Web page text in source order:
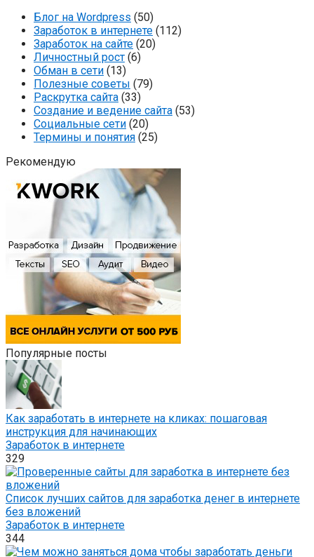
Блог на Wordpress (50)
Заработок в интернете (112)
Заработок на сайте (20)
Личностный рост (6)
Обман в сети (13)
Полезные советы (79)
Раскрутка сайта (33)
Создание и ведение сайта (53)
Социальные сети (20)
Термины и понятия (25)
Рекомендую
Популярные посты
Как заработать в интернете на кликах: пошаговая
инструкция для начинающих
Заработок в интернете
329
Список лучших сайтов для заработка денег в интернете
без вложений
Заработок в интернете
344